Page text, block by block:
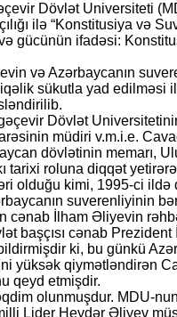
Dövlət Universiteti
ilə “Konstitusiya və
gücünün ifadəsi:
və Azərbaycanın
sükutla yad edilməsi
Dövlət
müdiri v.m.i.e.
dövlətinin memarı,
tarixi roluna diqqət
olduğu kimi, 1995-ci ildə
suverenliyinin
cənab İlham Əliyevin
başçısı cənab
ki, bu günkü
yüksək qiymətləndirən
qeyd etmişdir.
olunmuşdur. MDU-
Lider Heydər Əliyev